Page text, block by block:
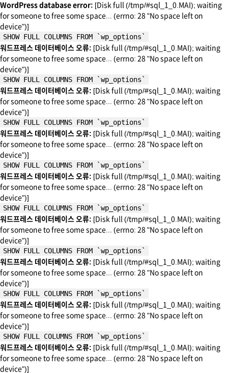
WordPress database error: [Disk full (/tmp/#sql_1_0.MAI); waiting
for someone to free some space... (errno: 28 "No space left on
device")]
SHOW FULL COLUMNS FROM `wp_options`
워드프레스 데이터베이스 오류: [Disk full (/tmp/#sql_1_0.MAI); waiting
for someone to free some space... (errno: 28 "No space left on
device")]
SHOW FULL COLUMNS FROM `wp_options`
워드프레스 데이터베이스 오류: [Disk full (/tmp/#sql_1_0.MAI); waiting
for someone to free some space... (errno: 28 "No space left on
device")]
SHOW FULL COLUMNS FROM `wp_options`
워드프레스 데이터베이스 오류: [Disk full (/tmp/#sql_1_0.MAI); waiting
for someone to free some space... (errno: 28 "No space left on
device")]
SHOW FULL COLUMNS FROM `wp_options`
워드프레스 데이터베이스 오류: [Disk full (/tmp/#sql_1_0.MAI); waiting
for someone to free some space... (errno: 28 "No space left on
device")]
SHOW FULL COLUMNS FROM `wp_options`
워드프레스 데이터베이스 오류: [Disk full (/tmp/#sql_1_0.MAI); waiting
for someone to free some space... (errno: 28 "No space left on
device")]
SHOW FULL COLUMNS FROM `wp_options`
워드프레스 데이터베이스 오류: [Disk full (/tmp/#sql_1_0.MAI); waiting
for someone to free some space... (errno: 28 "No space left on
device")]
SHOW FULL COLUMNS FROM `wp_options`
워드프레스 데이터베이스 오류: [Disk full (/tmp/#sql_1_0.MAI); waiting
for someone to free some space... (errno: 28 "No space left on
device")]
SHOW FULL COLUMNS FROM `wp_options`
워드프레스 데이터베이스 오류: [Disk full (/tmp/#sql_1_0.MAI); waiting
for someone to free some space... (errno: 28 "No space left on
device")]